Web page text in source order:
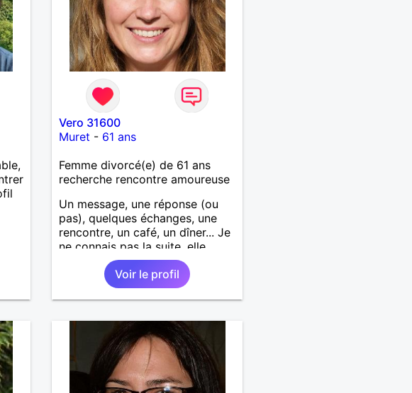
Vero 31600
Muret - 61 ans
Femme divorcé(e) de 61 ans
recherche rencontre amoureuse
Un message, une réponse (ou
pas), quelques échanges, une
rencontre, un café, un dîner... Je
ne connais pas la suite, elle
dépend de beaucoup de choses.
Voir le profil